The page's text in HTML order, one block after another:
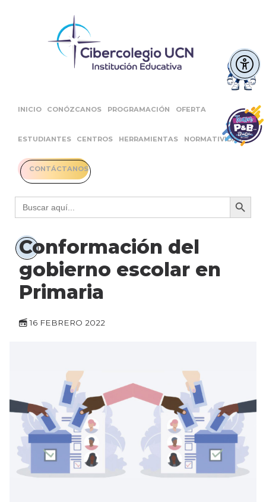
INICIO CONÓZCANOS PROGRAMACIÓN OFERTA
ESTUDIANTES CENTROS HERRAMIENTAS NORMATIVIDAD
CONTÁCTANOS
Buscar: Botón
Conformación del
gobierno escolar en
Primaria
16 FEBRERO 2022